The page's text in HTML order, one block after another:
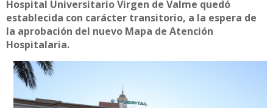
Hospital Universitario Virgen de Valme quedó
establecida con carácter transitorio, a la espera de
la aprobación del nuevo Mapa de Atención
Hospitalaria.